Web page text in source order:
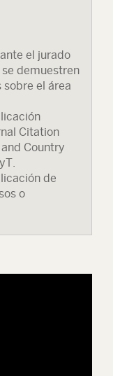
el jurado
demuestren
el área
Citation
Country
de
o